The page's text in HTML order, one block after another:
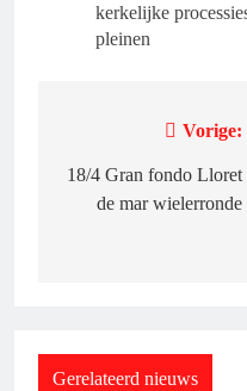
kerkelijke
pleinen
navigatie
Vorige:
18/4 Gran fondo Lloret
de mar wielerronde
Gerelateerd nieuws